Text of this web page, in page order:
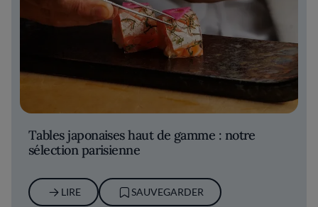
Tables japonaises haut de gamme : notre
sélection parisienne
LIRE SAUVEGARDER